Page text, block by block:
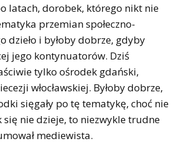
latach, dorobek, którego nikt nie
przemian społeczno-
dzieło i byłoby dobrze, gdyby
jego kontynuatorów. Dziś
tylko ośrodek gdański,
włocławskiej. Byłoby dobrze,
sięgały po tę tematykę, choć nie
się nie dzieje, to niezwykle trudne
mediewista.